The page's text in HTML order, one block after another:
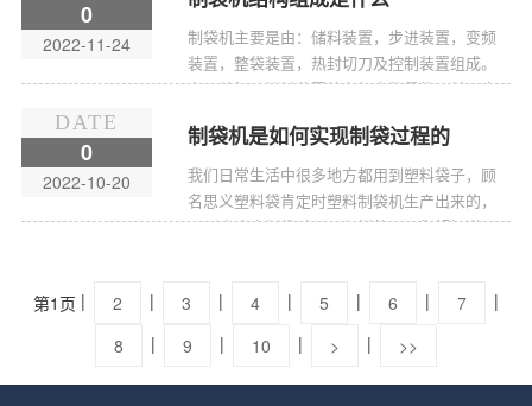
0
2022-11-24
制袋机主要是由：储料装置，步进装置，变频
装置，整袋装置，热封切刀及控制装置组成。
主要特征是储料装置储存相应数量的原料，步
袋装置在生产固定袋数后整袋，热封切刀通过...
DATE
0
2022-10-20
制袋机是如何实现制袋过程的
我们日常生活中很多地方都用到塑料袋子，顾
名思义塑料袋肯定时塑料制袋机生产出来的，
那到底这个制袋过程是怎样的呢？您想知道
&nbs...
第1页 | 2 | 3 | 4 | 5 | 6 | 7
|
8
| 9 | 10 | > | >>